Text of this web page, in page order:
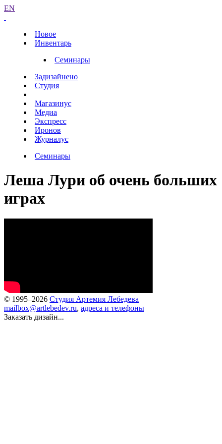
EN
Новое
Инвентарь
Семинары
Задизайнено
Студия
Магазинус
Медиа
Экспресс
Иронов
Журналус
Семинары
Леша Лури об очень больших
играх
© 1995–2026 Студия Артемия Лебедева
mailbox@artlebedev.ru, адреса и телефоны
Заказать дизайн...